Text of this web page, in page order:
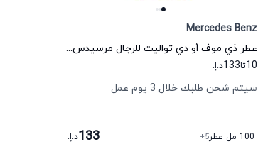
Mercedes Benz
عطر ذي موف أو دي تواليت للرجال مرسيدس بنز
10تا133د.إ.
سيتم شحن طلبك خلال 3 يوم عمل
100 مل عطر +5
133د.إ.